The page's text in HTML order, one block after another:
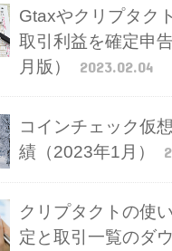
Gtaxやクリプタク
取引利益を確定申
月版）
2023.02.04
コインチェック仮
績（2023年1月）
クリプタクトの使
定と取引一覧のダ